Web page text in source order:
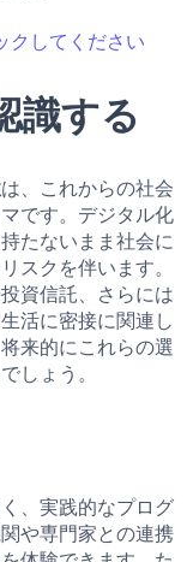
クしてください
識する
は、これからの社会
です。デジタル化
たないまま社会に
スクを伴います。
資信託、さらには
活に密接に関連し
来的にこれらの選
しょう。
、実践的なプログ
や専門家との連携